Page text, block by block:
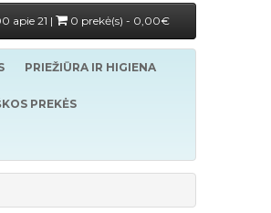
apie 21 | 0 prekė(s) - 0,00€
PRIEŽIŪRA IR HIGIENA
PREKĖS